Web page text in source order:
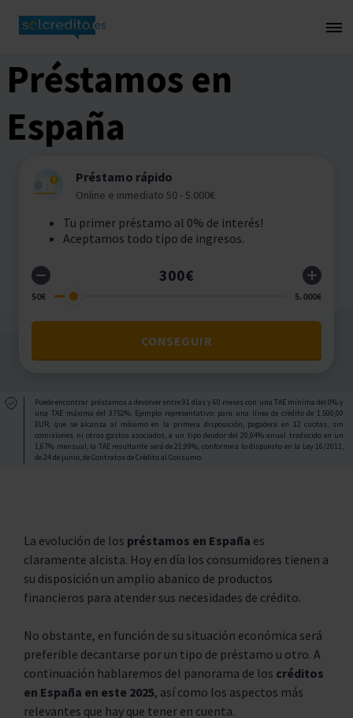
Préstamos en
España
Préstamo rápido
Online e inmediato 50 - 5.000€
Tu primer préstamo al 0% de interés!
Aceptamos todo tipo de ingresos.
CONSEGUIR
Puede encontrar préstamos a devolver entre 91 días y 60 meses con una TAE mínima del 0% y
una TAE máxima del 3752%. Ejemplo representativo: para una línea de crédito de 1.500,00
EUR, que se alcanza al máximo en la primera disposición, pagadera en 12 cuotas, sin
comisiones ni otros gastos asociados, a un tipo deudor del 20,04% anual traducido en un
1,67% mensual, la TAE resultante será de 21,99%, conforme a lo dispuesto en la Ley 16/2011,
de 24 de junio, de Contratos de Crédito al Consumo.
La evolución de los préstamos en España es
claramente alcista. Hoy en día los consumidores tienen a
su disposición un amplio abanico de productos
financieros para atender sus necesidades de crédito.
No obstante, en función de su situación económica será
preferible decantarse por un tipo de préstamo u otro. A
continuación hablaremos del panorama de los créditos
en España en este 2025, así como los aspectos más
relevantes que hay que tener en cuenta.